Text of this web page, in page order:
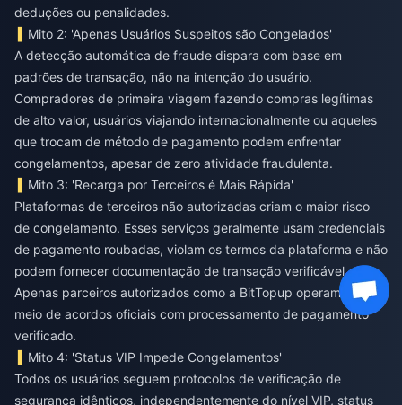
deduções ou penalidades.
Mito 2: 'Apenas Usuários Suspeitos são Congelados'
A detecção automática de fraude dispara com base em
padrões de transação, não na intenção do usuário.
Compradores de primeira viagem fazendo compras legítimas
de alto valor, usuários viajando internacionalmente ou aqueles
que trocam de método de pagamento podem enfrentar
congelamentos, apesar de zero atividade fraudulenta.
Mito 3: 'Recarga por Terceiros é Mais Rápida'
Plataformas de terceiros não autorizadas criam o maior risco
de congelamento. Esses serviços geralmente usam credenciais
de pagamento roubadas, violam os termos da plataforma e não
podem fornecer documentação de transação verificável.
Apenas parceiros autorizados como a BitTopup operam por
meio de acordos oficiais com processamento de pagamento
verificado.
Mito 4: 'Status VIP Impede Congelamentos'
Todos os usuários seguem protocolos de verificação de
segurança idênticos, independentemente do nível VIP, status